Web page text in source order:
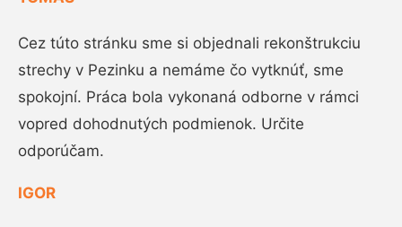
Cez túto stránku sme si objednali rekonštrukciu
strechy v Pezinku a nemáme čo vytknúť, sme
spokojní. Práca bola vykonaná odborne v rámci
vopred dohodnutých podmienok. Určite
odporúčam.
IGOR